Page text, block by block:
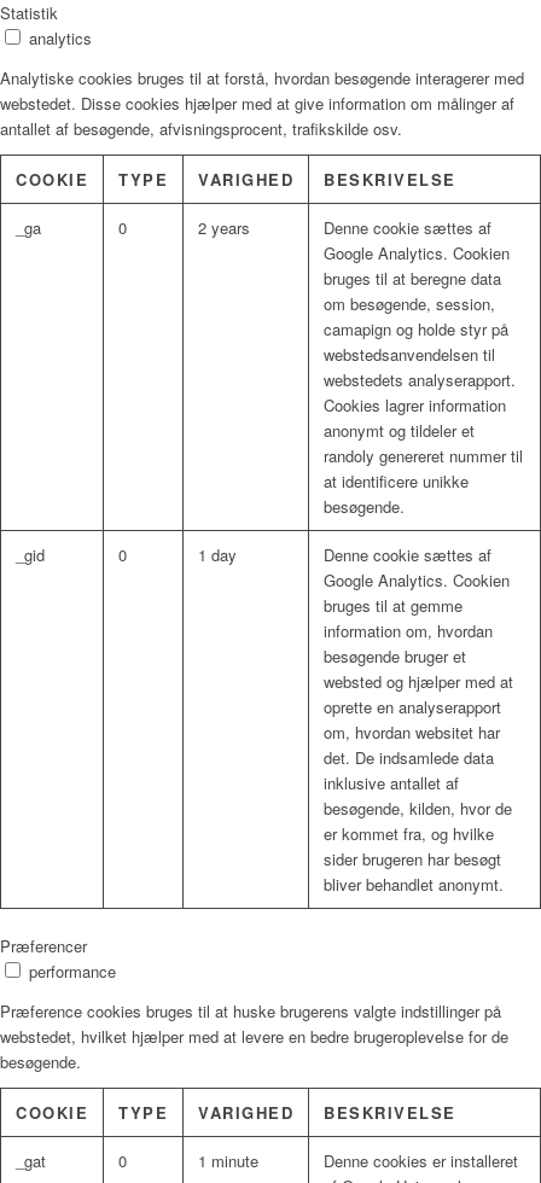
Statistik
analytics
Analytiske cookies bruges til at forstå, hvordan besøgende interagerer med
webstedet. Disse cookies hjælper med at give information om målinger af
antallet af besøgende, afvisningsprocent, trafikskilde osv.
COOKIE TYPE VARIGHED BESKRIVELSE
_ga 0 2 years
Denne cookie sættes af
Google Analytics. Cookien
bruges til at beregne data
om besøgende, session,
camapign og holde styr på
webstedsanvendelsen til
webstedets analyserapport.
Cookies lagrer information
anonymt og tildeler et
randoly genereret nummer til
at identificere unikke
besøgende.
_gid 0 1 day
Denne cookie sættes af
Google Analytics. Cookien
bruges til at gemme
information om, hvordan
besøgende bruger et
websted og hjælper med at
oprette en analyserapport
om, hvordan websitet har
det. De indsamlede data
inklusive antallet af
besøgende, kilden, hvor de
er kommet fra, og hvilke
sider brugeren har besøgt
bliver behandlet anonymt.
Præferencer
performance
Præference cookies bruges til at huske brugerens valgte indstillinger på
webstedet, hvilket hjælper med at levere en bedre brugeroplevelse for de
besøgende.
COOKIE TYPE VARIGHED BESKRIVELSE
_gat 0 1 minute
Denne cookies er installeret